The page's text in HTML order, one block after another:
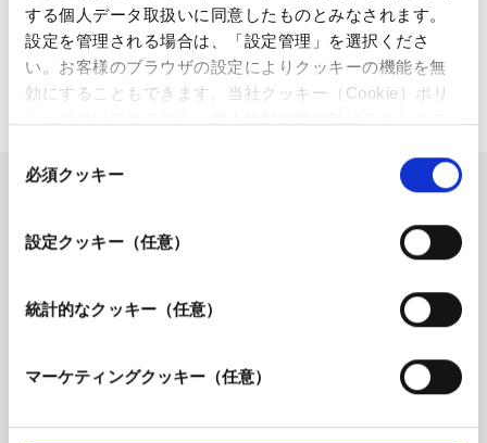
する個人データ取扱いに同意したものとみなされます。
設定を管理される場合は、「設定管理」を選択くださ
い。お客様のブラウザの設定によりクッキーの機能を無
効にすることもできます。当社クッキー（Cookie）ポリ
必須クッキー
設定クッキー（任意）
統計的なクッキー（任意）
マーケティングクッキー（任意）
米国市場における時間外取引
チャートの使い方
お問い合わせの回答は見つ
かりましたか？
チケットの作成方法をご案内いたします